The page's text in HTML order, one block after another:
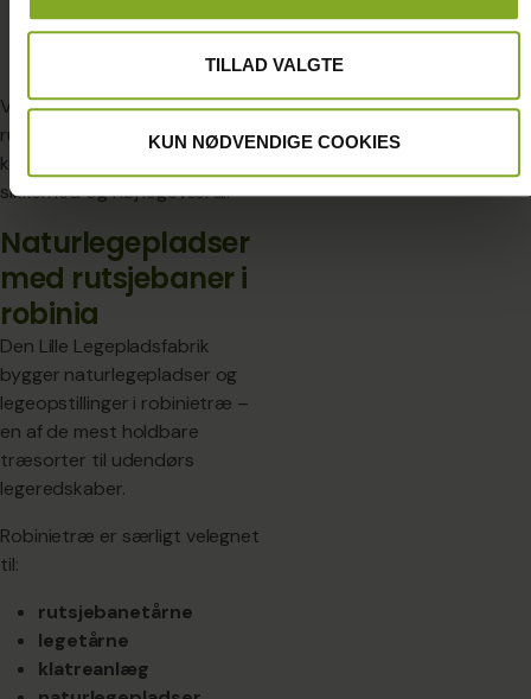
TILLAD VALGTE
KUN NØDVENDIGE COOKIES
specialdesignede
Vi tror på, at de bedste
rutsjebaner er dem, der
kombinerer spænding,
sikkerhed og høj legeværdi.
Naturlegepladser
med rutsjebaner i
robinia
Den Lille Legepladsfabrik
bygger naturlegepladser og
legeopstillinger i robinietræ –
en af de mest holdbare
træsorter til udendørs
legeredskaber.
Robinietræ er særligt velegnet
til:
rutsjebanetårne
legetårne
klatreanlæg